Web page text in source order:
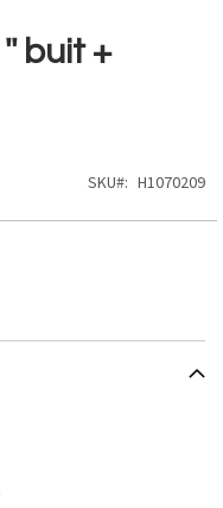
buit +
SKU H1070209